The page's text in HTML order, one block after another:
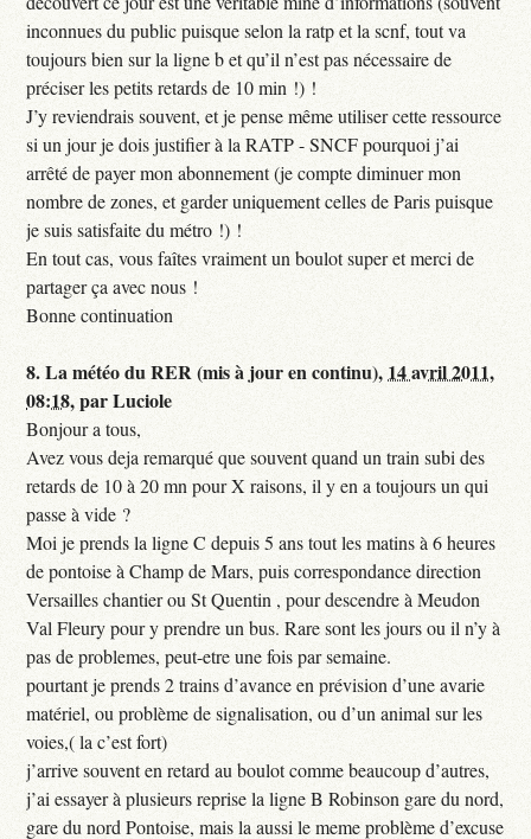
inconnues du public puisque selon la ratp et la scnf, tout va
toujours bien sur la ligne b et qu’il n’est pas nécessaire de
préciser les petits retards de 10 min !) !
J’y reviendrais souvent, et je pense même utiliser cette ressource
si un jour je dois justifier à la RATP - SNCF pourquoi j’ai
arrêté de payer mon abonnement (je compte diminuer mon
nombre de zones, et garder uniquement celles de Paris puisque
je suis satisfaite du métro !) !
En tout cas, vous faîtes vraiment un boulot super et merci de
partager ça avec nous !
Bonne continuation
8.La météo du RER (mis à jour en continu), 14 avril 2011,
08:18,parLuciole
Bonjour a tous,
Avez vous deja remarqué que souvent quand un train subi des
retards de 10 à 20 mn pour X raisons, il y en a toujours un qui
passe à vide ?
Moi je prends la ligne C depuis 5 ans tout les matins à 6 heures
de pontoise à Champ de Mars, puis correspondance direction
Versailles chantier ou St Quentin , pour descendre à Meudon
Val Fleury pour y prendre un bus. Rare sont les jours ou il n’y à
pas de problemes, peut-etre une fois par semaine.
pourtant je prends 2 trains d’avance en prévision d’une avarie
matériel, ou problème de signalisation, ou d’un animal sur les
voies,( la c’est fort)
j’arrive souvent en retard au boulot comme beaucoup d’autres,
j’ai essayer à plusieurs reprise la ligne B Robinson gare du nord,
gare du nord Pontoise, mais la aussi le meme problème d’excuse